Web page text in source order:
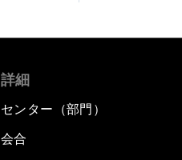
詳細
センター（部門）
会合